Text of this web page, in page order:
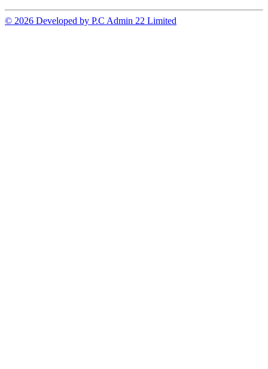
© 2026 Developed by P.C Admin 22 Limited